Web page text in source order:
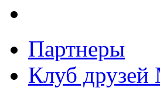
Партнеры
Клуб